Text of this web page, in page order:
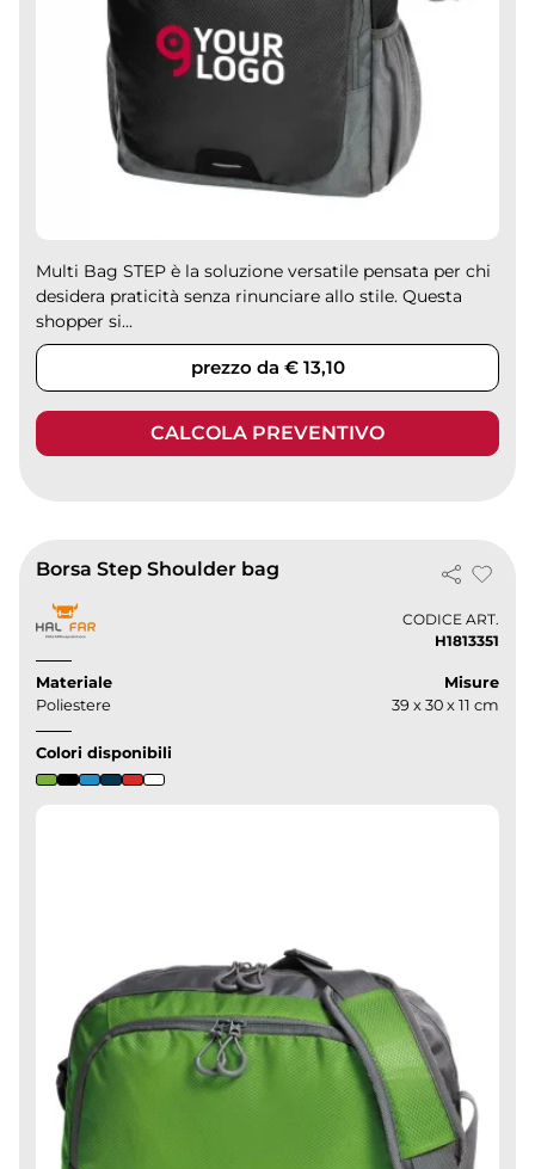
Multi Bag STEP è la soluzione versatile pensata per chi
desidera praticità senza rinunciare allo stile. Questa
shopper si...
prezzo da € 13,10
CALCOLA PREVENTIVO
Borsa Step Shoulder bag
CODICE ART.
H1813351
Materiale
Poliestere
Misure
39 x 30 x 11 cm
Colori disponibili